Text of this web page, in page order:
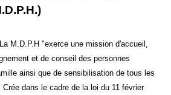
M.D.P.H "exerce une mission d'accueil,
et de conseil des personnes
ainsi que de sensibilisation de tous les
dans le cadre de la loi du 11 février